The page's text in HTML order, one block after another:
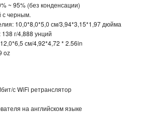
~ 95% (без конденсации)
с черным.
10,0*8,0*5,0 см/3,94*3,15*1,97 дюйма
г/4,888 унций
см/4,92*4,72 * 2.56in
oz
с WiFi ретранслятор
на английском языке